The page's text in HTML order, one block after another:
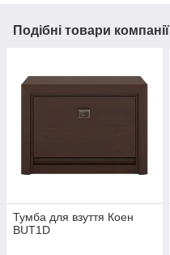
Подібні товари компанії
Тумба для взуття Коен
BUT1D